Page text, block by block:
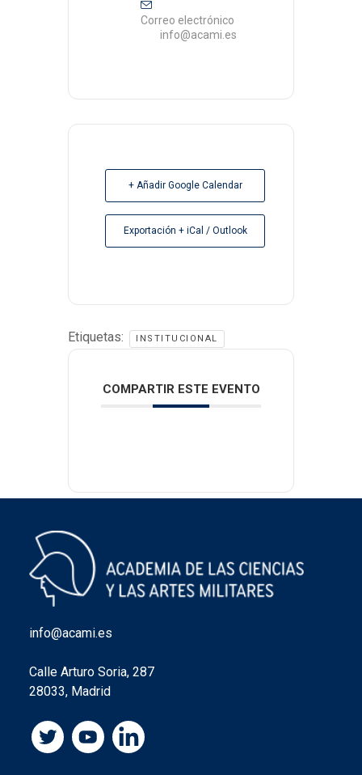
Correo electrónico
info@acami.es
+ Añadir Google Calendar
Exportación + iCal / Outlook
Etiquetas: INSTITUCIONAL
COMPARTIR ESTE EVENTO
info@acami.es
Calle Arturo Soria, 287
28033, Madrid